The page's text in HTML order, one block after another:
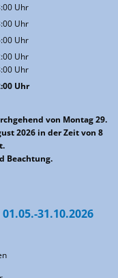
Uhr
07:00 bis 13:00 Uhr
Uhr
07:00 bis 13:00 Uhr
Uhr
07:00 bis 15:00 Uhr
Uhr
09:00 bis 12:00 Uhr
Uhr
14:00 bis 18:00 Uhr
Uhr
von Montag 29.
2026 in der Zeit von 8
Beachtung.
31.10.2026